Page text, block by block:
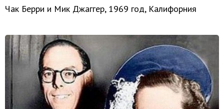
Чак Берри и Мик Джаггер, 1969 год, Калифорния